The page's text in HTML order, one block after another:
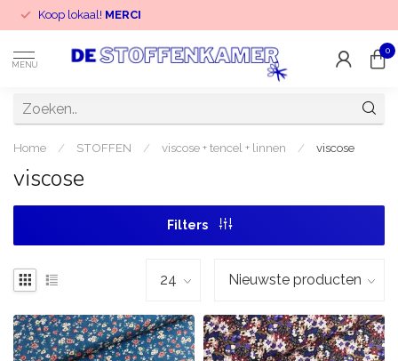
Koop lokaal! MERCI
MENU
0
Home / STOFFEN / viscose + tencel + linnen / viscose
viscose
Filters